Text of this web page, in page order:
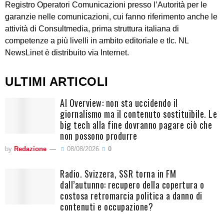
Registro Operatori Comunicazioni presso l’Autorità per le
garanzie nelle comunicazioni, cui fanno riferimento anche le
attività di Consultmedia, prima struttura italiana di
competenze a più livelli in ambito editoriale e tlc. NL
NewsLinet è distribuito via Internet.
ULTIMI ARTICOLI
AI Overview: non sta uccidendo il
giornalismo ma il contenuto sostituibile. Le
big tech alla fine dovranno pagare ciò che
non possono produrre
by Redazione 08/08/2026 0
Radio. Svizzera, SSR torna in FM
dall’autunno: recupero della copertura o
costosa retromarcia politica a danno di
contenuti e occupazione?